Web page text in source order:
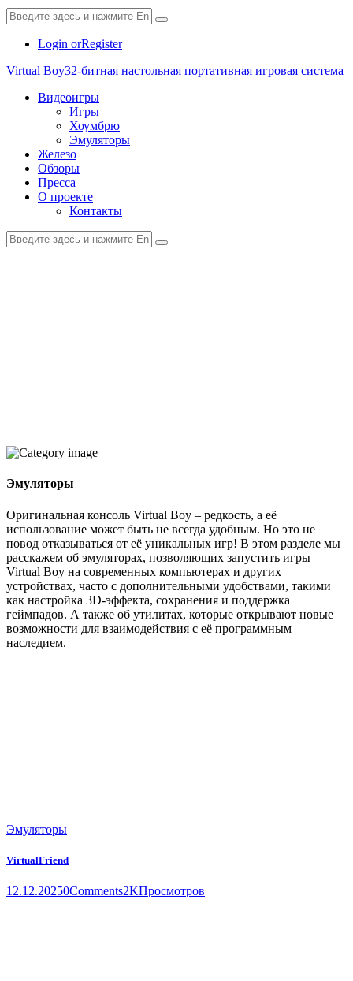
Login orRegister
Virtual Boy32-битная настольная портативная игровая система
Видеоигры
Игры
Хоумбрю
Эмуляторы
Железо
Обзоры
Пресса
О проекте
Контакты
Эмуляторы
Оригинальная консоль Virtual Boy – редкость, а её
использование может быть не всегда удобным. Но это не
повод отказываться от её уникальных игр! В этом разделе мы
расскажем об эмуляторах, позволяющих запустить игры
Virtual Boy на современных компьютерах и других
устройствах, часто с дополнительными удобствами, такими
как настройка 3D-эффекта, сохранения и поддержка
геймпадов. А также об утилитах, которые открывают новые
возможности для взаимодействия с её программным
наследием.
Эмуляторы
VirtualFriend
12.12.20250Comments2KПросмотров